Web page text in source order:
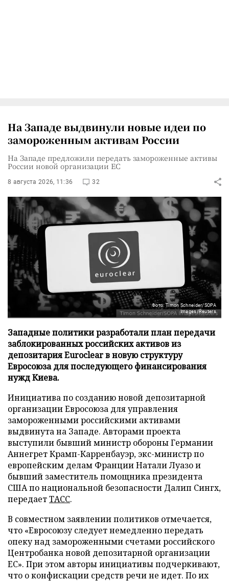
На Западе выдвинули новые идеи по
замороженным активам России
На Западе предложили передать замороженные активы
России новой организации ЕС
8 августа 2026, 11:36 32
Фото: Timon Schneider/SOPA
Images/Reuters
Западные политики разработали план передачи
заблокированных российских активов из
депозитария Euroclear в новую структуру
Евросоюза для последующего финансирования
нужд Киева.
Инициатива по созданию новой депозитарной
организации Евросоюза для управления
замороженными российскими активами
выдвинута на Западе. Авторами проекта
выступили бывший министр обороны Германии
Аннегрет Крамп-Карренбауэр, экс-министр по
европейским делам Франции Натали Луазо и
бывший заместитель помощника президента
США по национальной безопасности Далип Сингх,
передаетТАСС.
В совместном заявлении политиков отмечается,
что «Евросоюзу следует немедленно передать
опеку над замороженными счетами российского
Центробанка новой депозитарной организации
ЕС». При этом авторы инициативы подчеркивают,
что о конфискации средств речи не идет. По их